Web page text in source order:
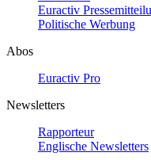
Euractiv
Politische Werbung
Abos
Euractiv Pro
Newsletters
Rapporteur
Englische Newsletters